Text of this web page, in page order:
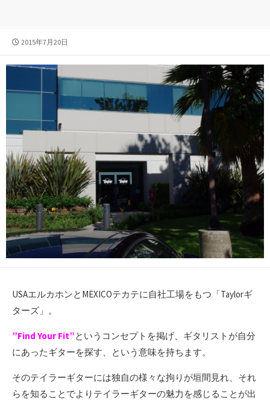
公
日
2015年7月20日
USAエルカホンとMEXICOテカテに自社工場をもつ「Taylorギ
ターズ」。
”Find Your Fit”というコンセプトを掲げ、ギタリストが自分
にあったギターを探す、という意味を持ちます。
そのテイラーギターには独自の様々な拘りが垣間見れ、それ
らを知ることでよりテイラーギターの魅力を感じることが出